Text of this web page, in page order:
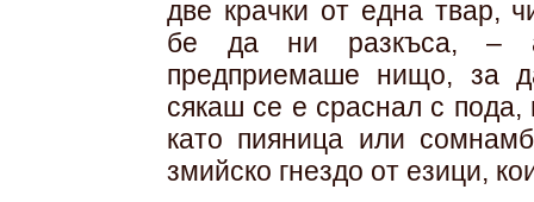
две крачки от една твар,
бе да ни разкъса, –
предприемаше нищо, за
сякаш се е сраснал с
като пияница или
змийско гнездо от езици,